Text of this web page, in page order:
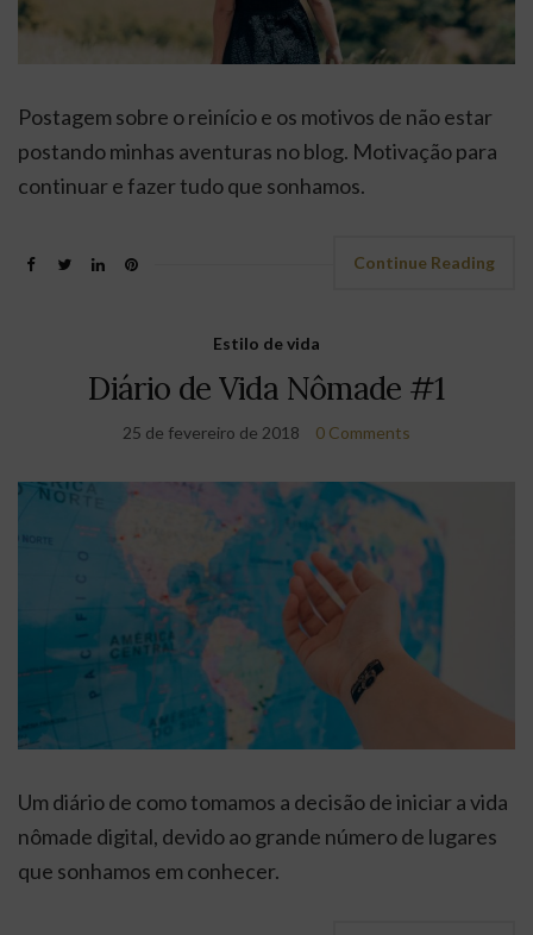
Postagem sobre o reinício e os motivos de não estar
postando minhas aventuras no blog. Motivação para
continuar e fazer tudo que sonhamos.
Continue Reading
Estilo de vida
Diário de Vida Nômade #1
25 de fevereiro de 2018 0 Comments
Um diário de como tomamos a decisão de iniciar a vida
nômade digital, devido ao grande número de lugares
que sonhamos em conhecer.